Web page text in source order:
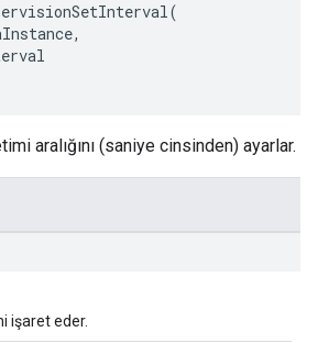
(
,
aralığını (saniye cinsinden) ayarlar.
işaret eder.